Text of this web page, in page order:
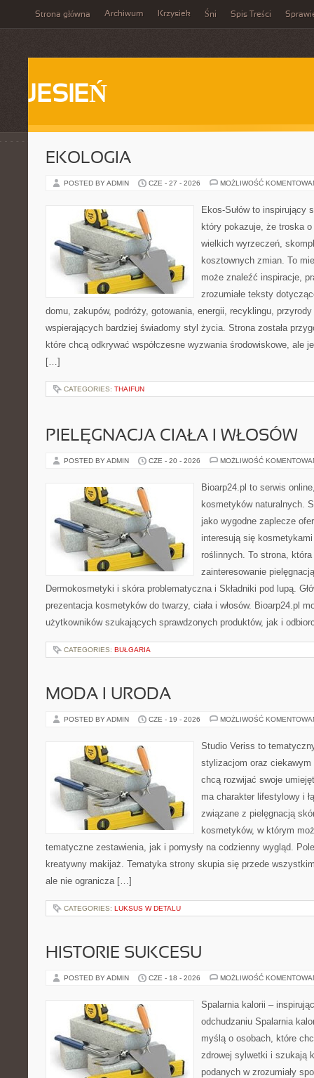
Strona główna Archiwum Krzysiek Śni Spis Treści
JESIEŃ
EKOLOGIA
POSTED BY ADMIN CZE - 27 - 2026 MOŻLIWOŚĆ
Ekos-Sułów to inspirujący
który pokazuje, że troska
wielkich wyrzeczeń,
kosztownych zmian. To
może znaleźć inspiracje,
zrozumiałe teksty
domu, zakupów, podróży, gotowania, energii, recyklingu,
wspierających bardziej świadomy styl życia. Strona została
które chcą odkrywać współczesne wyzwania środowiskowe, ale
[…]
CATEGORIES: THAIFUN
PIELĘGNACJA CIAŁA I WŁOSÓW
POSTED BY ADMIN CZE - 20 - 2026 MOŻLIWOŚĆ
Bioarp24.pl to serwis
kosmetyków naturalnych.
jako wygodne zaplecze
interesują się
roślinnych. To strona,
zainteresowanie
Dermokosmetyki i skóra problematyczna i Składniki pod lupą.
prezentacja kosmetyków do twarzy, ciała i włosów. Bioarp24.pl
użytkowników szukających sprawdzonych produktów, jak i
CATEGORIES: BUŁGARIA
MODA I URODA
POSTED BY ADMIN CZE - 19 - 2026 MOŻLIWOŚĆ
Studio Veriss to
stylizacjom oraz ciekawym
chcą rozwijać swoje
ma charakter lifestylowy i
związane z pielęgnacją
kosmetyków, w którym
tematyczne zestawienia, jak i pomysły na codzienny wygląd.
kreatywny makijaż. Tematyka strony skupia się przede
ale nie ogranicza […]
CATEGORIES: LUKSUS W DETALU
HISTORIE SUKCESU
POSTED BY ADMIN CZE - 18 - 2026 MOŻLIWOŚĆ
Spalarnia kalorii –
odchudzaniu Spalarnia
myślą o osobach, które
zdrowej sylwetki i szukają
podanych w zrozumiały